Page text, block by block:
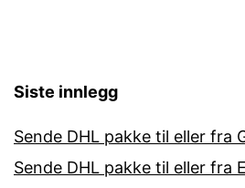
Siste innlegg
Sende DHL pakke til eller fra
Sende DHL pakke til eller fra